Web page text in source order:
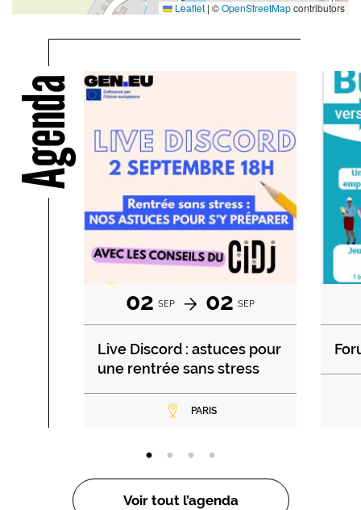
Leaflet | ©OpenStreetMapcontributors
Agenda
02 SEP 02 SEP
Live Discord : astuces pour
une rentrée sans stress
PARIS
Voir tout l’agenda